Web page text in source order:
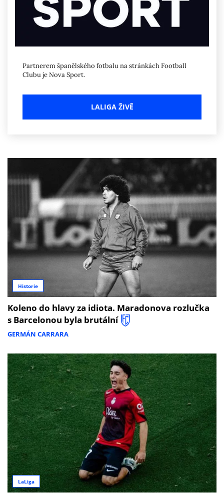
Partnerem španělského fotbalu na stránkách Football
Clubu je Nova Sport.
LALIGA ŽIVĚ
Historie
Koleno do hlavy za idiota. Maradonova rozlučka
s Barcelonou byla brutální
GERMÁN CARRARA
LaLiga